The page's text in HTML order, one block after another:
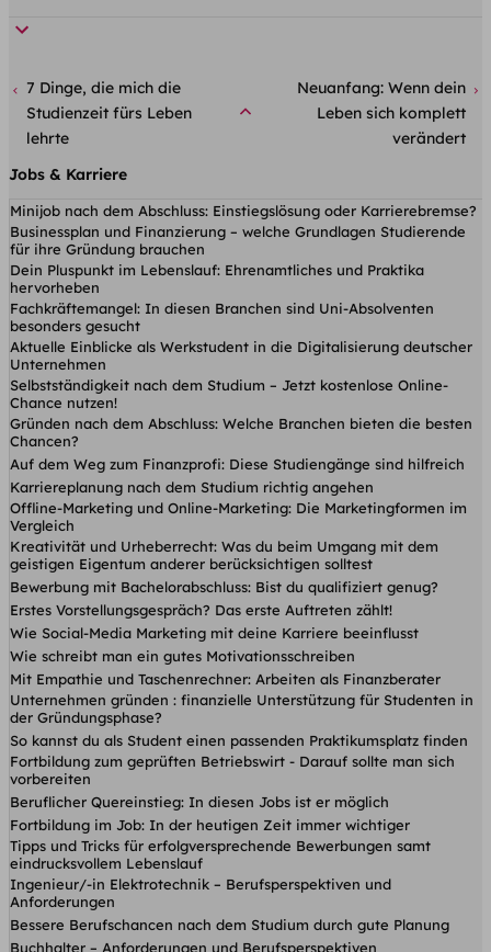
7 Dinge, die mich die
Studienzeit fürs Leben
lehrte
Neuanfang: Wenn dein
Leben sich komplett
verändert
Jobs & Karriere
Minijob nach dem Abschluss: Einstiegslösung oder Karrierebremse?
Businessplan und Finanzierung – welche Grundlagen Studierende
für ihre Gründung brauchen
Dein Pluspunkt im Lebenslauf: Ehrenamtliches und Praktika
hervorheben
Fachkräftemangel: In diesen Branchen sind Uni-Absolventen
besonders gesucht
Aktuelle Einblicke als Werkstudent in die Digitalisierung deutscher
Unternehmen
Selbstständigkeit nach dem Studium – Jetzt kostenlose Online-
Chance nutzen!
Gründen nach dem Abschluss: Welche Branchen bieten die besten
Chancen?
Auf dem Weg zum Finanzprofi: Diese Studiengänge sind hilfreich
Karriereplanung nach dem Studium richtig angehen
Offline-Marketing und Online-Marketing: Die Marketingformen im
Vergleich
Kreativität und Urheberrecht: Was du beim Umgang mit dem
geistigen Eigentum anderer berücksichtigen solltest
Bewerbung mit Bachelorabschluss: Bist du qualifiziert genug?
Erstes Vorstellungsgespräch? Das erste Auftreten zählt!
Wie Social-Media Marketing mit deine Karriere beeinflusst
Wie schreibt man ein gutes Motivationsschreiben
Mit Empathie und Taschenrechner: Arbeiten als Finanzberater
Unternehmen gründen : finanzielle Unterstützung für Studenten in
der Gründungsphase?
So kannst du als Student einen passenden Praktikumsplatz finden
Fortbildung zum geprüften Betriebswirt - Darauf sollte man sich
vorbereiten
Beruflicher Quereinstieg: In diesen Jobs ist er möglich
Fortbildung im Job: In der heutigen Zeit immer wichtiger
Tipps und Tricks für erfolgversprechende Bewerbungen samt
eindrucksvollem Lebenslauf
Ingenieur/-in Elektrotechnik – Berufsperspektiven und
Anforderungen
Bessere Berufschancen nach dem Studium durch gute Planung
Buchhalter – Anforderungen und Berufsperspektiven